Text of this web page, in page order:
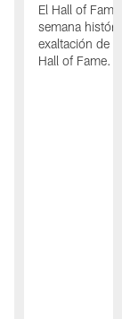
El Hall of
semana
exaltación de
Hall of Fame.